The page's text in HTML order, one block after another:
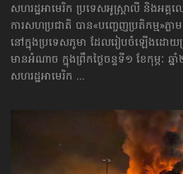
សហរដ្ឋអាមេរិក ប្រទេសអូស្ត្រាលី និងអគ្គល
ការសហប្រជាតិ បាន«បញ្ចេញប្រតិកម្ម»ភ្លា
នៅក្នុងប្រទេសភូមា ដែលរៀបចំឡើង​ដោយ
មានអំណាច ក្នុងព្រឹកថ្ងៃចន្ទ​ទី១ ខែកុម្ភៈ ឆ្
សហរដ្ឋអាមេរិក ...